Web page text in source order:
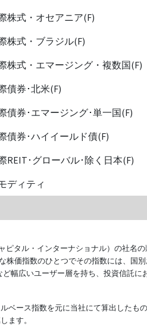
株式・オセアニア(F)
株式・ブラジル(F)
株式・エマージング・複数国(F)
債券･北米(F)
債券･エマージング･単一国(F)
債券･ハイイールド債(F)
REIT･グローバル･除く日本(F)
ディティ
ピタル・インターナショナル）の社名の
株価指数のひとつでその指数には、
幅広いユーザー層を持ち、投資信託
ベース指数を元に当社にて算出したもの
ます。